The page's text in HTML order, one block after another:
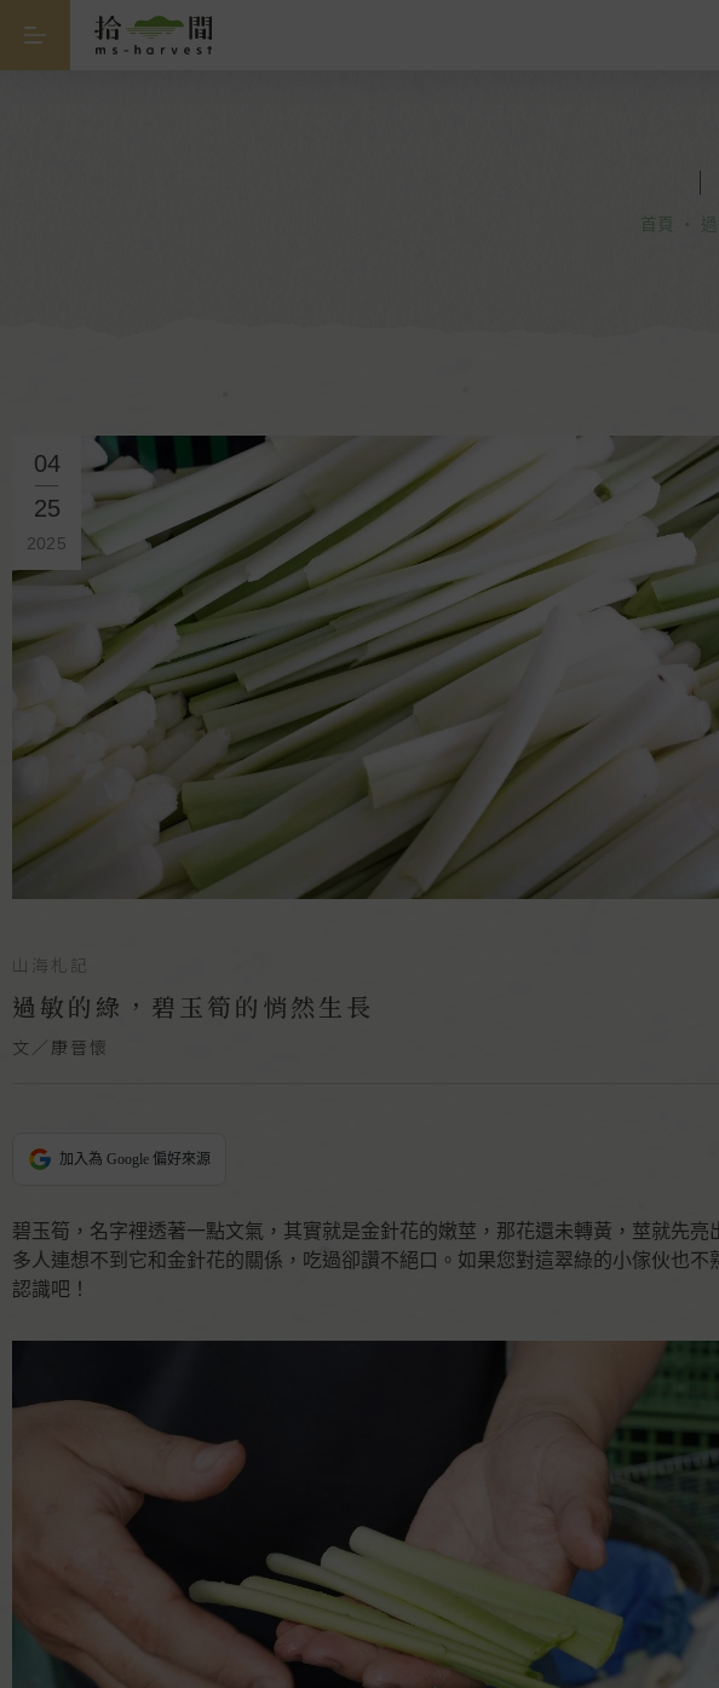
首頁 ・
04
25
2025
山海札記
過敏的綠，碧玉筍的悄然生長
文／康晉懷
加入為 Google 偏好來源
碧玉筍，名字裡透著一點文氣，其實就是金針花的嫩莖，那花還未轉黃，莖就先亮
多人連想不到它和金針花的關係，吃過卻讚不絕口。如果您對這翠綠的小傢伙也不
認識吧！